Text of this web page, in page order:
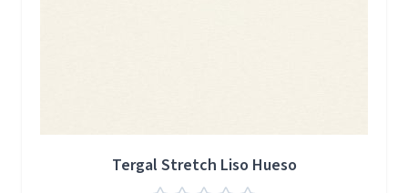
Tergal Stretch Liso Hueso